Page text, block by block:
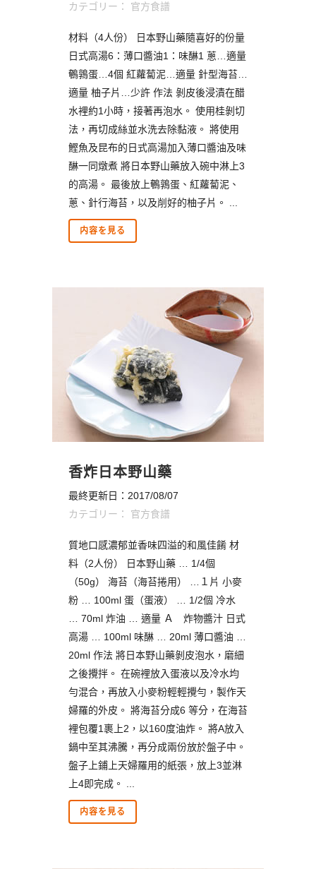
カテゴリー： 官方食譜
材料（4人份） 日本野山藥隨喜好的份量
日式高湯6：薄口醬油1：味醂1 蔥…適量
鵪鶉蛋…4個 紅蘿蔔泥…適量 針型海苔…
適量 柚子片…少許 作法 剝皮後浸漬在醋
水裡約1小時，接著再泡水。 使用桂剝切
法，再切成絲並水洗去除黏液。 將使用
鰹魚及昆布的日式高湯加入薄口醬油及味
醂一同燉煮 將日本野山藥放入碗中淋上3
的高湯。 最後放上鵪鶉蛋、紅蘿蔔泥、
蔥、針行海苔，以及削好的柚子片。 ...
内容を見る
香炸日本野山藥
最終更新日：2017/08/07
カテゴリー： 官方食譜
質地口感濃郁並香味四溢的和風佳餚 材
料（2人份） 日本野山藥 … 1/4個
（50g） 海苔（海苔捲用） …１片 小麥
粉 … 100ml 蛋（蛋液） … 1/2個 冷水
… 70ml 炸油 … 適量 Ａ 炸物醬汁 日式
高湯 … 100ml 味醂 … 20ml 薄口醬油 …
20ml 作法 將日本野山藥剝皮泡水，磨細
之後攪拌。 在碗裡放入蛋液以及冷水均
勻混合，再放入小麥粉輕輕攪勻，製作天
婦羅的外皮。 將海苔分成6 等分，在海苔
裡包覆1裹上2，以160度油炸。 將A放入
鍋中至其沸騰，再分成兩份放於盤子中。
盤子上鋪上天婦羅用的紙張，放上3並淋
上4即完成。 ...
内容を見る